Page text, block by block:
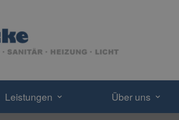
Leistungen Über uns